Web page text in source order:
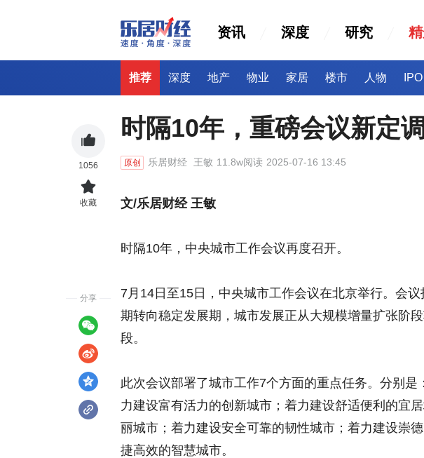
资讯 深度 研究
推荐 深度 地产 物业 家居 楼市 人物 IPO
时隔10年，重磅会议新定调
原创 乐居财经 王敏 11.8w阅读 2025-07-16 13:45
文/乐居财经 王敏
时隔10年，中央城市工作会议再度召开。
7月14日至15日，中央城市工作会议在北京举行。会
期转向稳定发展期，城市发展正从大规模增量扩张阶
段。
此次会议部署了城市工作7个方面的重点任务。分别
力建设富有活力的创新城市；着力建设舒适便利的宜
丽城市；着力建设安全可靠的韧性城市；着力建设崇
捷高效的智慧城市。
1056
收藏
分享